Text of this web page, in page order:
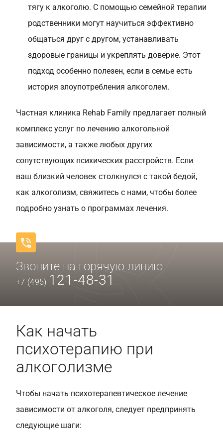
тягу к алкоголю. С помощью семейной терапии
родственники могут научиться эффективно
общаться друг с другом, устанавливать
здоровые границы и укреплять доверие. Этот
подход особенно полезен, если в семье есть
история злоупотребления алкоголем.
Частная клиника Rehab Family предлагает полный
комплекс услуг по лечению алкогольной
зависимости, а также любых других
сопутствующих психических расстройств. Если
ваш близкий человек столкнулся с такой бедой,
как алкоголизм, свяжитесь с нами, чтобы более
подробно узнать о программах лечения.
Звоните на горячую линию
+7 (495) 121-48-31
Как начать
психотерапию при
алкоголизме
Чтобы начать психотерапевтическое лечение
зависимости от алкоголя, следует предпринять
следующие шаги: